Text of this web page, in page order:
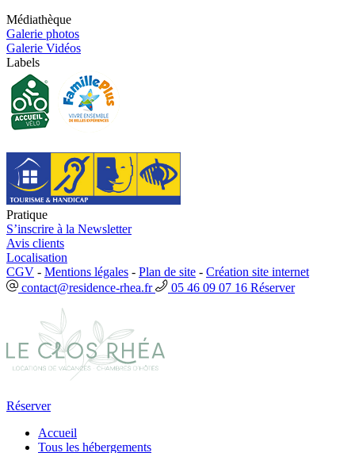
Médiathèque
Galerie photos
Galerie Vidéos
Labels
Pratique
S’inscrire à la Newsletter
Avis clients
Localisation
CGV - Mentions légales - Plan de site - Création site internet
contact@residence-rhea.fr
05 46 09 07 16 Réserver
Réserver
Accueil
Tous les hébergements